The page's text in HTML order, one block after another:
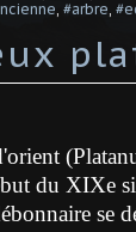
#arbre
du XIXe
se